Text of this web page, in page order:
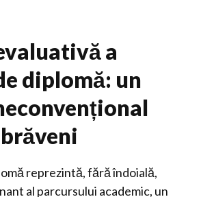
a
diplomă: un
reprezintă, fără îndoială,
al parcursului academic, un